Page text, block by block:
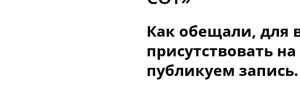
Как обещали, для
присутствовать
публикуем запись.